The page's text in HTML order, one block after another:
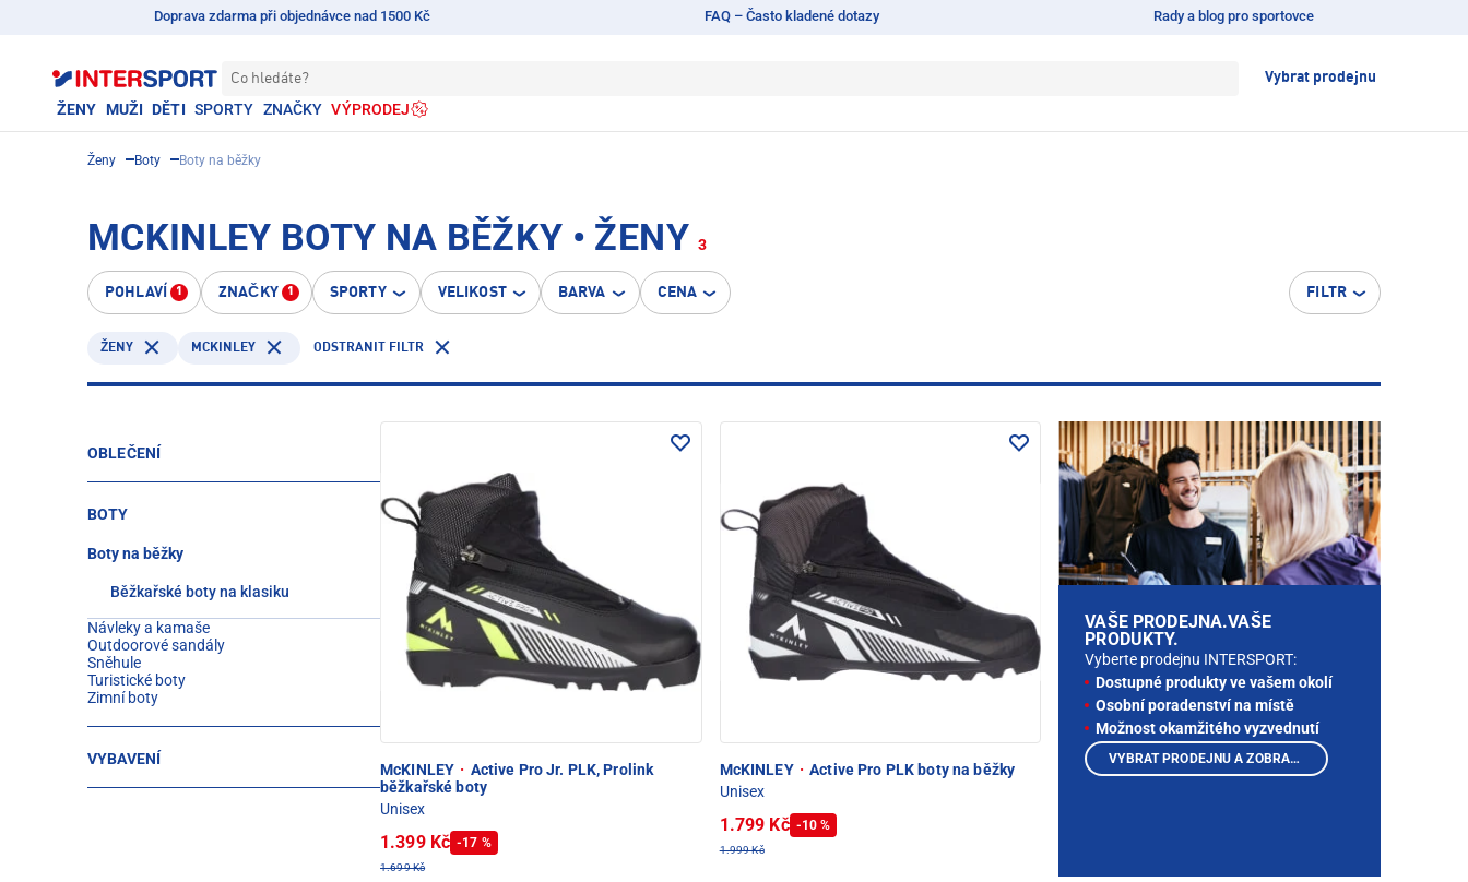
Doprava zdarma při objednávce nad 1500 Kč FAQ – Často kladené dotazy Rady a blog pro sportovce
Co hledáte? Vybrat prodejnu
ŽENY MUŽI DĚTI SPORTY ZNAČKY VÝPRODEJ
Ženy Boty Boty na běžky
MCKINLEY BOTY NA BĚŽKY • ŽENY 3
POHLAVÍ 1 ZNAČKY 1 SPORTY VELIKOST BARVA CENA FILTR
ŽENY MCKINLEY ODSTRANIT FILTR
OBLEČENÍ
BOTY
Boty na běžky
Běžkařské boty na klasiku
Návleky a kamaše
Outdoorové sandály
Sněhule
Turistické boty
Zimní boty
VYBAVENÍ
McKINLEY · Active Pro Jr. PLK, Prolink
běžkařské boty
Unisex
1.399 Kč -17 %
1.699 Kč
McKINLEY · Active Pro PLK boty na běžky
Unisex
1.799 Kč -10 %
1.999 Kč
VAŠE PRODEJNA.VAŠE
PRODUKTY.
Vyberte prodejnu INTERSPORT:
Dostupné produkty ve vašem okolí
Osobní poradenství na místě
Možnost okamžitého vyzvednutí
VYBRAT PRODEJNU A ZOBRAZIT PRODUKTY